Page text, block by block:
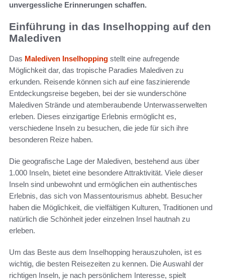
unvergessliche Erinnerungen schaffen.
Einführung in das Inselhopping auf den
Malediven
Das Malediven Inselhopping stellt eine aufregende
Möglichkeit dar, das tropische Paradies Malediven zu
erkunden. Reisende können sich auf eine faszinierende
Entdeckungsreise begeben, bei der sie wunderschöne
Malediven Strände und atemberaubende Unterwasserwelten
erleben. Dieses einzigartige Erlebnis ermöglicht es,
verschiedene Inseln zu besuchen, die jede für sich ihre
besonderen Reize haben.
Die geografische Lage der Malediven, bestehend aus über
1.000 Inseln, bietet eine besondere Attraktivität. Viele dieser
Inseln sind unbewohnt und ermöglichen ein authentisches
Erlebnis, das sich von Massentourismus abhebt. Besucher
haben die Möglichkeit, die vielfältigen Kulturen, Traditionen und
natürlich die Schönheit jeder einzelnen Insel hautnah zu
erleben.
Um das Beste aus dem Inselhopping herauszuholen, ist es
wichtig, die besten Reisezeiten zu kennen. Die Auswahl der
richtigen Inseln, je nach persönlichem Interesse, spielt